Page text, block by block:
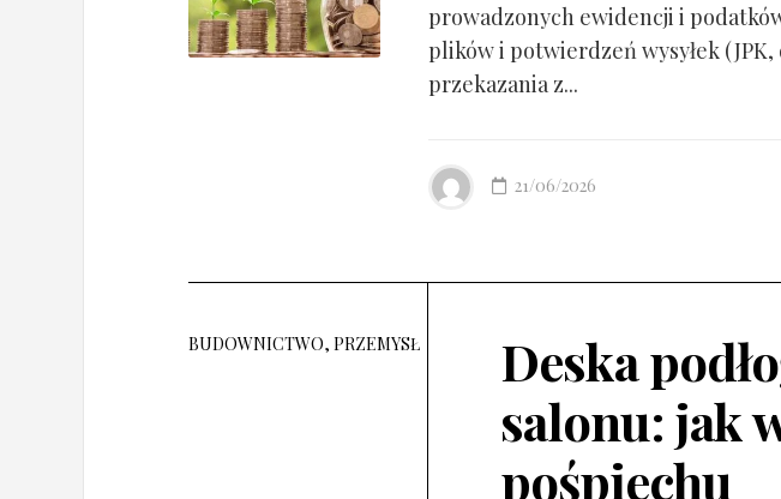
prowadzonych ewidencji i
plików i potwierdzeń wysyłek (JPK,
przekazania z...
21/06/2026
BUDOWNICTWO, PRZEMYSŁ
Deska
salonu: jak
pośpiechu